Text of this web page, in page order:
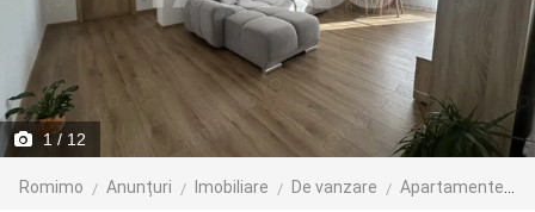
1/ 12
Romimo Anunțuri Imobiliare De vanzare Apartamente de vanzare